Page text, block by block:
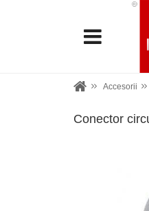
Accesorii
Conector